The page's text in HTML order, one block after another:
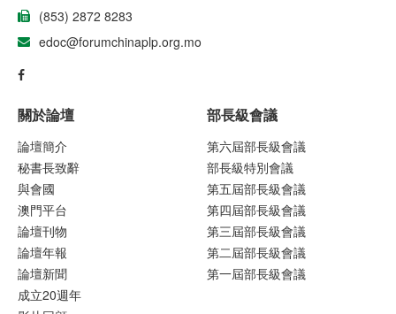
(853) 2872 8283
edoc@forumchinaplp.org.mo
關於論壇
論壇簡介
秘書長致辭
與會國
澳門平台
論壇刊物
論壇年報
論壇新聞
成立20週年
部長級會議
第六屆部長級會議
部長級特別會議
第五屆部長級會議
第四屆部長級會議
第三屆部長級會議
第二屆部長級會議
第一屆部長級會議